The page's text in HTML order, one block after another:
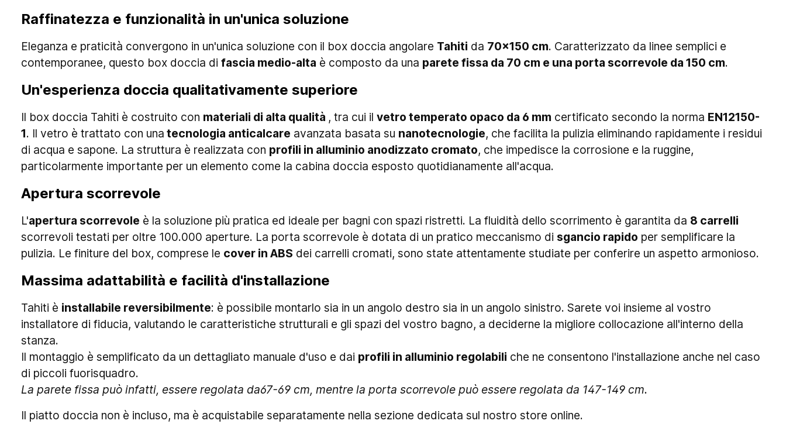
Raffinatezza e funzionalità in un'unica soluzione
Eleganza e praticità convergono in un'unica soluzione con il box doccia angolare Tahiti da 70x150 cm. Caratterizzato da linee semplici e
contemporanee, questo box doccia di fascia medio-alta è composto da una parete fissa da 70 cm e una porta scorrevole da 150 cm.
Un'esperienza doccia qualitativamente superiore
Il box doccia Tahiti è costruito con materiali di alta qualità , tra cui il vetro temperato opaco da 6 mm certificato secondo la norma EN12150-
1. Il vetro è trattato con una tecnologia anticalcare avanzata basata su nanotecnologie, che facilita la pulizia eliminando rapidamente i residui
di acqua e sapone. La struttura è realizzata con profili in alluminio anodizzato cromato, che impedisce la corrosione e la ruggine,
particolarmente importante per un elemento come la cabina doccia esposto quotidianamente all'acqua.
Apertura scorrevole
L'apertura scorrevole è la soluzione più pratica ed ideale per bagni con spazi ristretti. La fluidità dello scorrimento è garantita da 8 carrelli
scorrevoli testati per oltre 100.000 aperture. La porta scorrevole è dotata di un pratico meccanismo di sgancio rapido per semplificare la
pulizia. Le finiture del box, comprese le cover in ABS dei carrelli cromati, sono state attentamente studiate per conferire un aspetto armonioso.
Massima adattabilità e facilità d'installazione
Tahiti è installabile reversibilmente: è possibile montarlo sia in un angolo destro sia in un angolo sinistro. Sarete voi insieme al vostro
installatore di fiducia, valutando le caratteristiche strutturali e gli spazi del vostro bagno, a deciderne la migliore collocazione all'interno della
stanza.
Il montaggio è semplificato da un dettagliato manuale d'uso e dai profili in alluminio regolabili che ne consentono l'installazione anche nel caso
di piccoli fuorisquadro.
La parete fissa può infatti, essere regolata da67-69 cm, mentre la porta scorrevole può essere regolata da 147-149 cm.
Il piatto doccia non è incluso, ma è acquistabile separatamente nella sezione dedicata sul nostro store online.